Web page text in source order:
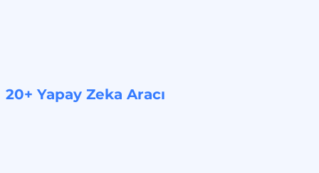
20+ Yapay Zeka Aracı